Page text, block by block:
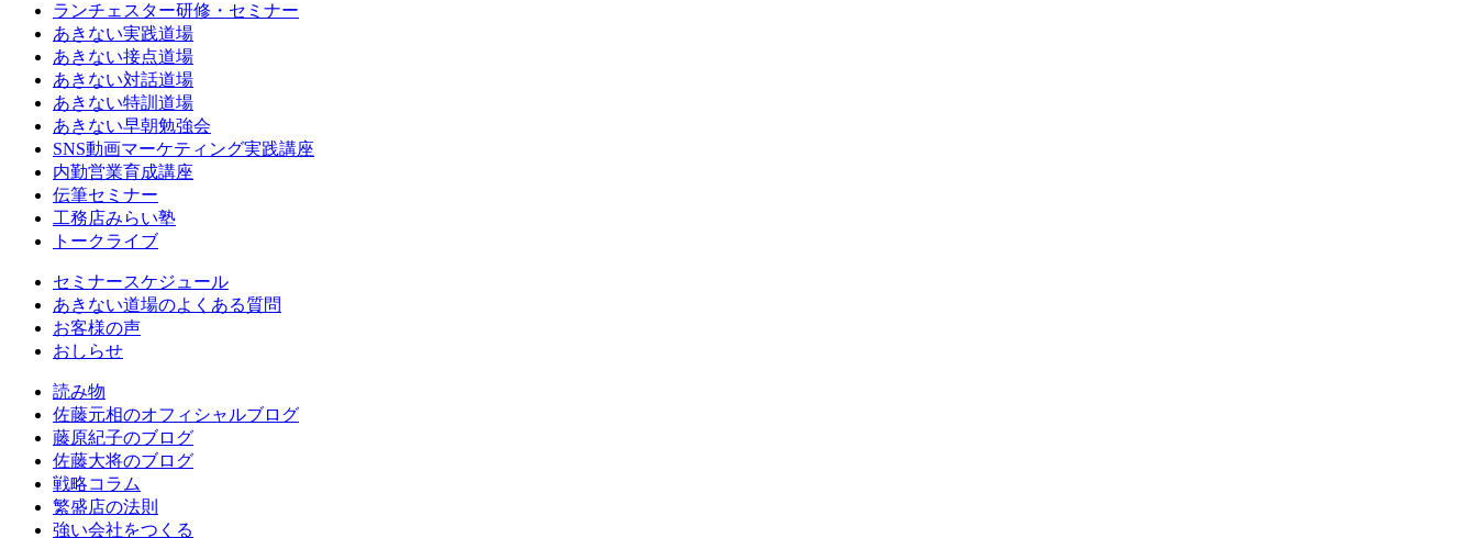
ランチェスター研修・セミナー
あきない実践道場
あきない接点道場
あきない対話道場
あきない特訓道場
あきない早朝勉強会
SNS動画マーケティング実践講座
内勤営業育成講座
伝筆セミナー
工務店みらい塾
トークライブ
セミナースケジュール
あきない道場のよくある質問
お客様の声
おしらせ
読み物
佐藤元相のオフィシャルブログ
藤原紀子のブログ
佐藤大将のブログ
戦略コラム
繁盛店の法則
強い会社をつくる